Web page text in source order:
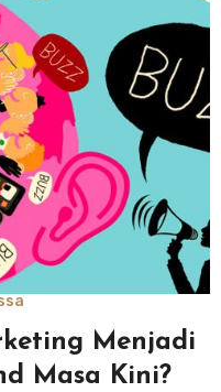
Menjadi
Masa Kini?